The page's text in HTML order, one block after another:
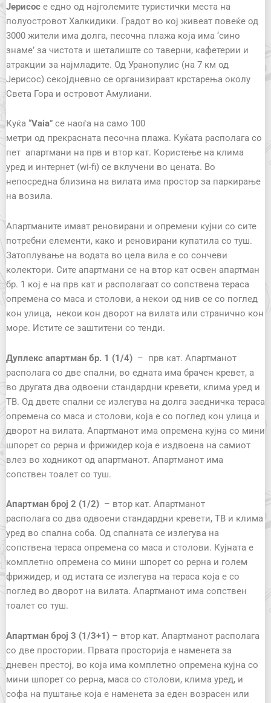
Јерисос е едно од најголемите туристички места на
полуостровот Халкидики. Градот во кој живеат повеќе од
3000 жители има долга, песочна плажа која има ‘сино
знаме’ за чистота и шеталиште со таверни, кафетерии и
атракции за најмладите. Од Уранопулис (на 7 км од
Јерисос) секојдневно се организираат крстарења околу
Света Гора и островот Амулиани.
Куќа “Vaia” се наоѓа на само 1 00
метри од прекрасната песочна плажа. Куќата располага со
пет апартмани на прв и втор кат. Користење на клима
уред и интернет (wi-fi) се вклучени во цената. Во
непосредна близина на вилата има простор за паркирање
на возила.
Апартманите имаат реновирани и опремени кујни со сите
потребни елементи, како и реновирани купатила со туш.
Затоплување на водата во цела вила е со сончеви
колектори. Сите апартмани се на втор кат освен апартман
бр. 1 кој е на прв кат и располагаат со сопствена тераса
опремена со маса и столови, а некои од нив се со поглед
кон улица, некои кон дворот на вилата или странично кон
море. Истите се заштитени со тенди.
Дуплекс апартман бр. 1 (1/4) – прв кат. Апартманот
располага со две спални, во едната има брачен кревет, а
во другата два одвоени стандардни кревети, клима уред и
ТВ. Од двете спални се излегува на долга заедничка тераса
опремена со маса и столови, која е со поглед кон улица и
дворот на вилата. Апартманот има опремена кујна со мини
шпорет со рерна и фрижидер која е издвоена на самиот
влез во ходникот од апартманот. Апартманот има
сопствен тоалет со туш.
Апартман број 2 (1/2) – втор кат. Апартманот
располага со два одвоени стандардни кревети, ТВ и клима
уред во спална соба. Од спалната се излегува на
сопствена тераса опремена со маса и столови. Кујната е
комплетно опремена со мини шпорет со рерна и голем
фрижидер, и од истата се излегува на тераса која е со
поглед во дворот на вилата. Апартманот има сопствен
тоалет со туш.
Апартман број 3 (1/3+1) – втор кат. Апартманот располага
со две простории. Првата просторија е наменета за
дневен престој, во која има комплетно опремена кујна со
мини шпорет со рерна, маса со столови, клима уред, и
софа на пуштање која е наменета за еден возрасен или